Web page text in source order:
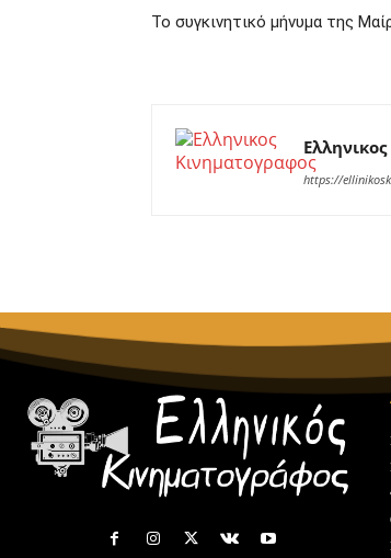
Το συγκινητικό μήνυμα της
https://